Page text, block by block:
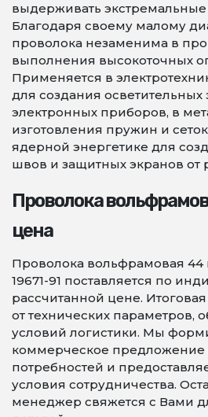
выдерживать
Благодаря своему малому
проволока незаменима в
выполнения высокоточных
Применяется в
для создания осветительных
электронных приборов, в
изготовления пружин и
ядерной энергетике для
швов и защитных экранов от
Проволока
цена
Проволока вольфрамовая 44
19671-91 поставляется по
рассчитанной цене.
от технических параметров,
условий логистики. Мы
коммерческое предложение
потребностей и
условия сотрудничества.
менеджер свяжется с Вами